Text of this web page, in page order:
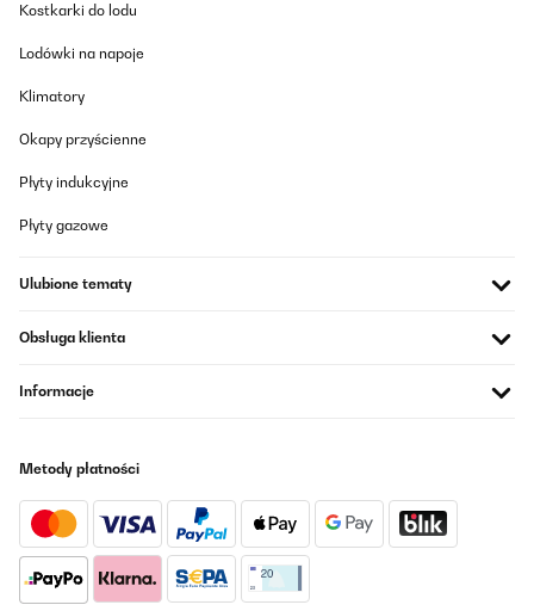
Kostkarki do lodu
Lodówki na napoje
Klimatory
Okapy przyścienne
Płyty indukcyjne
Płyty gazowe
Ulubione tematy
Obsługa klienta
Informacje
Metody płatności